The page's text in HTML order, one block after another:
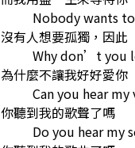
Nobody wants
沒有人想要孤獨，因此
Why don’t you
為什麼不讓我好好愛你
Can you hear my
你聽到我的歌聲了嗎
Do you hear my